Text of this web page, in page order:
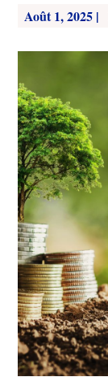
Août 1, 2025 |